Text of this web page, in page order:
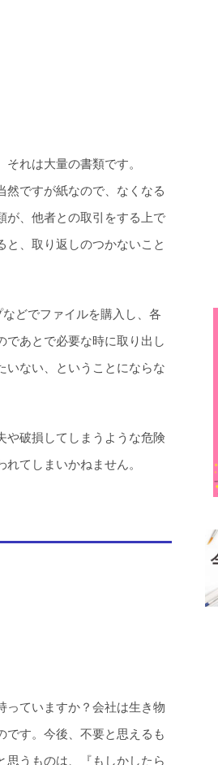
れは大量の書類です。
ですが紙なので、なくなる
が、他者との取引をする上で
、取り返しのつかないこと
どでファイルを購入し、各
あとで必要な時に取り出し
いない、ということにならな
や破損してしまうような危険
てしまいかねません。
っていますか？会社は生き物
です。今後、不要と思えるも
うものは、『もしかしたら